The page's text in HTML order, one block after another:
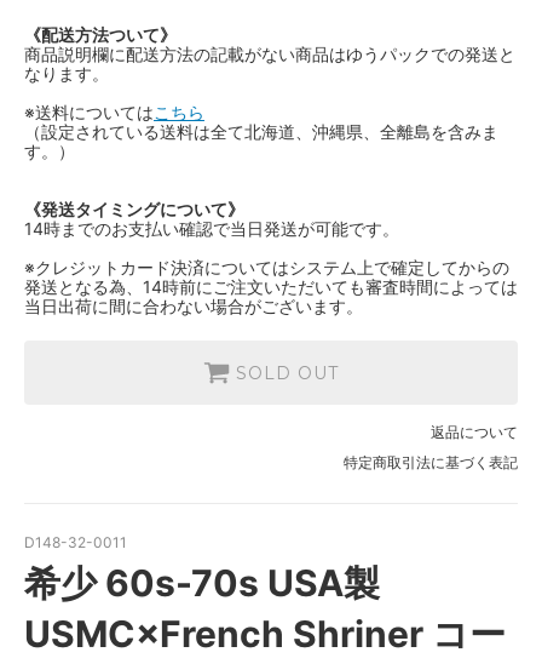
《配送方法ついて》
商品説明欄に配送方法の記載がない商品はゆうパックでの発送と
なります。
※送料についてはこちら
（設定されている送料は全て北海道、沖縄県、全離島を含みま
す。）
《発送タイミングについて》
14時までのお支払い確認で当日発送が可能です。
※クレジットカード決済についてはシステム上で確定してからの
発送となる為、14時前にご注文いただいても審査時間によっては
当日出荷に間に合わない場合がございます。
SOLD OUT
返品について
特定商取引法に基づく表記
D148-32-0011
希少 60s-70s USA製
USMC×French Shriner コー